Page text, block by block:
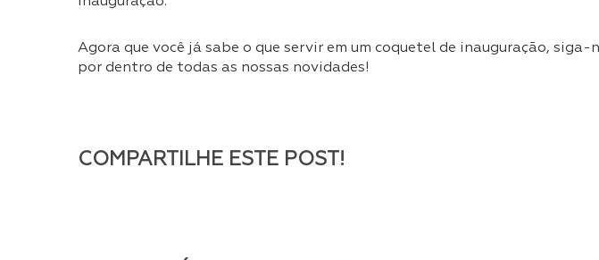
Agora que você já sabe o que servir em um coquetel de inauguração, siga-
por dentro de todas as nossas novidades!
COMPARTILHE ESTE POST!